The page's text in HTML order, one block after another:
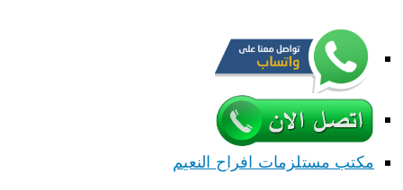
مكتب مستلزمات افراح النعيم